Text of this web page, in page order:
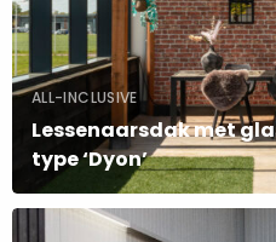
ALL-INCLUSIVE
Lessenaarsdak met
type ‘Dyon’